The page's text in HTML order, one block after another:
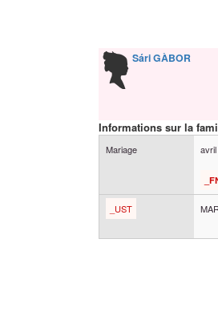
SáriGÀBOR
Informations sur la
Mariage
_UST